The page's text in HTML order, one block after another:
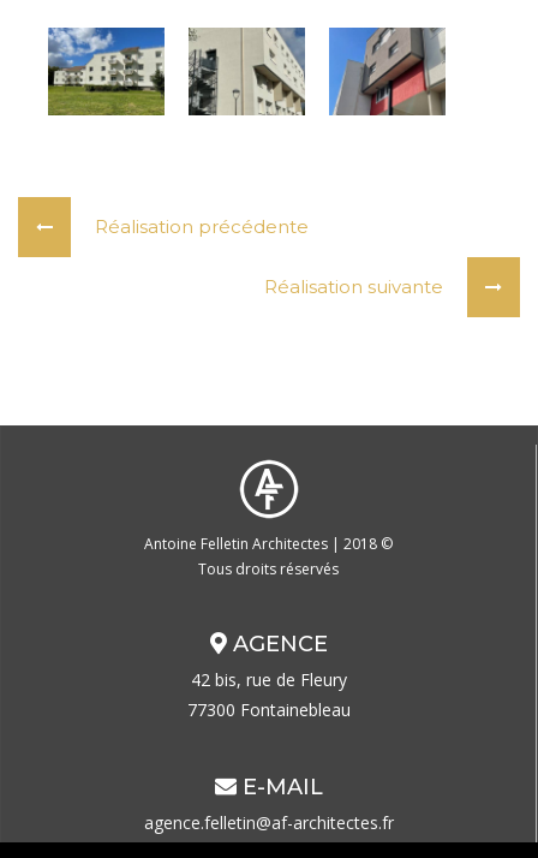
Réalisation précédente
Réalisation suivante
Antoine Felletin Architectes | 2018 ©
Tous droits réservés
AGENCE
42 bis, rue de Fleury
77300 Fontainebleau
E-MAIL
agence.felletin@af-architectes.fr